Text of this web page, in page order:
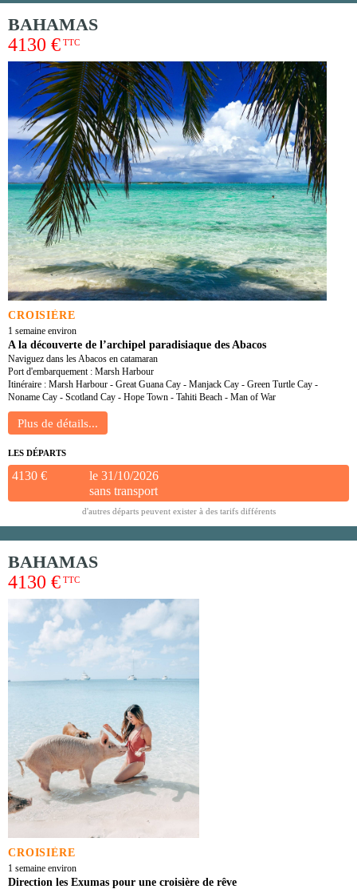
BAHAMAS
4130 € TTC
CROISIÈRE
1 semaine environ
A la découverte de l’archipel paradisiaque des Abacos
Naviguez dans les Abacos en catamaran
Port d'embarquement : Marsh Harbour
Itinéraire : Marsh Harbour - Great Guana Cay - Manjack Cay - Green Turtle Cay -
Noname Cay - Scotland Cay - Hope Town - Tahiti Beach - Man of War
LES DÉPARTS
4130 €
le 31/10/2026
sans transport
d'autres départs peuvent exister à des tarifs différents
BAHAMAS
4130 € TTC
CROISIÈRE
1 semaine environ
Direction les Exumas pour une croisière de rêve